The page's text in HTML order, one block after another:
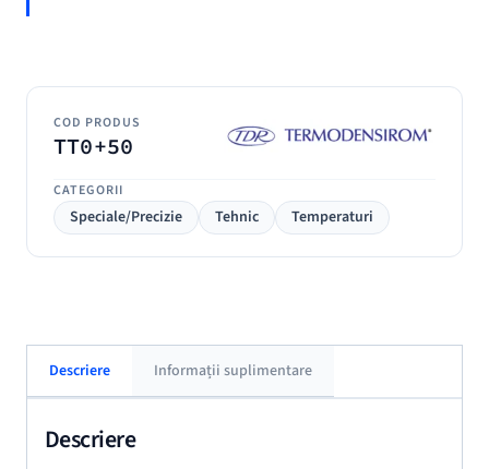
COD PRODUS
TT0+50
CATEGORII
Speciale/Precizie Tehnic Temperaturi
Descriere Informații suplimentare
Descriere